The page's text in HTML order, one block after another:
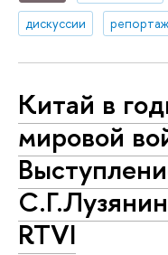
дискуссии
Китай в
мировой
RTVI